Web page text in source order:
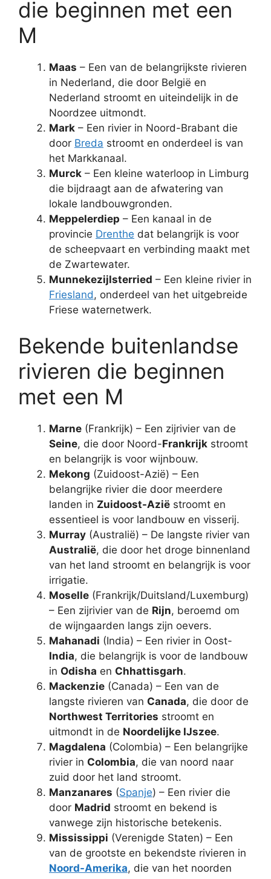
die beginnen met een
M
Maas – Een van de belangrijkste rivieren
in Nederland, die door België en
Nederland stroomt en uiteindelijk in de
Noordzee uitmondt.
Mark – Een rivier in Noord-Brabant die
door Breda stroomt en onderdeel is van
het Markkanaal.
Murck – Een kleine waterloop in Limburg
die bijdraagt aan de afwatering van
lokale landbouwgronden.
Meppelerdiep – Een kanaal in de
provincie Drenthe dat belangrijk is voor
de scheepvaart en verbinding maakt met
de Zwartewater.
Munnekezijlsterried – Een kleine rivier in
Friesland, onderdeel van het uitgebreide
Friese waternetwerk.
Bekende buitenlandse
rivieren die beginnen
met een M
Marne (Frankrijk) – Een zijrivier van de
Seine, die door Noord-Frankrijk stroomt
en belangrijk is voor wijnbouw.
Mekong (Zuidoost-Azië) – Een
belangrijke rivier die door meerdere
landen in Zuidoost-Azië stroomt en
essentieel is voor landbouw en visserij.
Murray (Australië) – De langste rivier van
Australië, die door het droge binnenland
van het land stroomt en belangrijk is voor
irrigatie.
Moselle (Frankrijk/Duitsland/Luxemburg)
– Een zijrivier van de Rijn, beroemd om
de wijngaarden langs zijn oevers.
Mahanadi (India) – Een rivier in Oost-
India, die belangrijk is voor de landbouw
in Odisha en Chhattisgarh.
Mackenzie (Canada) – Een van de
langste rivieren van Canada, die door de
Northwest Territories stroomt en
uitmondt in de Noordelijke IJszee.
Magdalena (Colombia) – Een belangrijke
rivier in Colombia, die van noord naar
zuid door het land stroomt.
Manzanares (Spanje) – Een rivier die
door Madrid stroomt en bekend is
vanwege zijn historische betekenis.
Mississippi (Verenigde Staten) – Een
van de grootste en bekendste rivieren in
Noord-Amerika, die van het noorden